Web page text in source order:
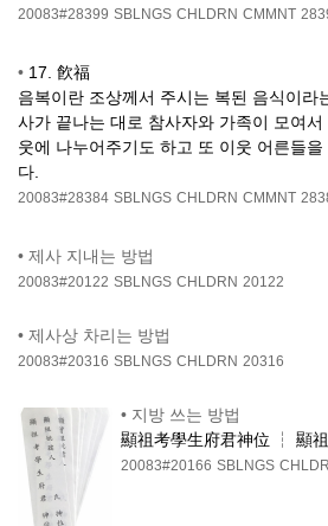
20083#28399 SBLNGS CHLDRN CMMNT
• 17. 飮福
음복이란 조상께서 주시는 복된 음식이라
사가 끝나는 대로 참사자와 가족이 모여
웃에 나누어주기도 하고 또 이웃 어른들
다.
20083#28384 SBLNGS CHLDRN CMMNT
• 제사 지내는 방법
20083#20122 SBLNGS CHLDRN 20122
• 제사상 차리는 방법
20083#20316 SBLNGS CHLDRN 20316
• 지방 쓰는 방법
顯祖考學生府君神位 ┆ 顯
20083#20166 SBLNGS